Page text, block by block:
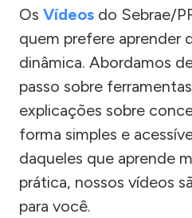
Os Vídeos do Sebrae/
quem prefere aprender
dinâmica. Abordamos
passo sobre
explicações sobre
forma simples e
daqueles que aprende
prática, nossos vídeos
para você.